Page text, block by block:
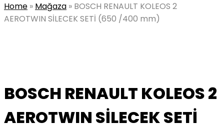
Home » Mağaza » BOSCH RENAULT KOLEOS 2
AEROTWIN SİLECEK SETİ (650 /400 mm)
BOSCH RENAULT KOLEOS 2
AEROTWIN SİLECEK SETİ